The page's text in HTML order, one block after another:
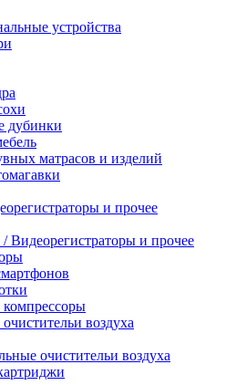
устройства
дубинки
матрасов и изделий
и прочее
Видеорегистраторы и прочее
воздуха
очистительи воздуха